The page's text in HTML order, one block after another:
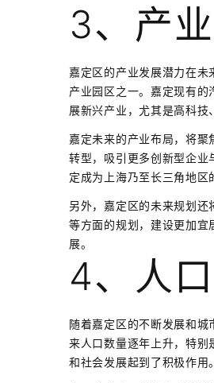
3、产
嘉定区的产业发展潜力在
产业园区之一。嘉定现有
展新兴产业，尤其是高科技
嘉定未来的产业布局，将
转型，吸引更多创新型企
定成为上海乃至长三角地区
另外，嘉定区的未来规划
等方面的规划，建设更加宜
展。
4、人
随着嘉定区的不断发展和
来人口数量逐年上升，特
和社会发展起到了积极作用。